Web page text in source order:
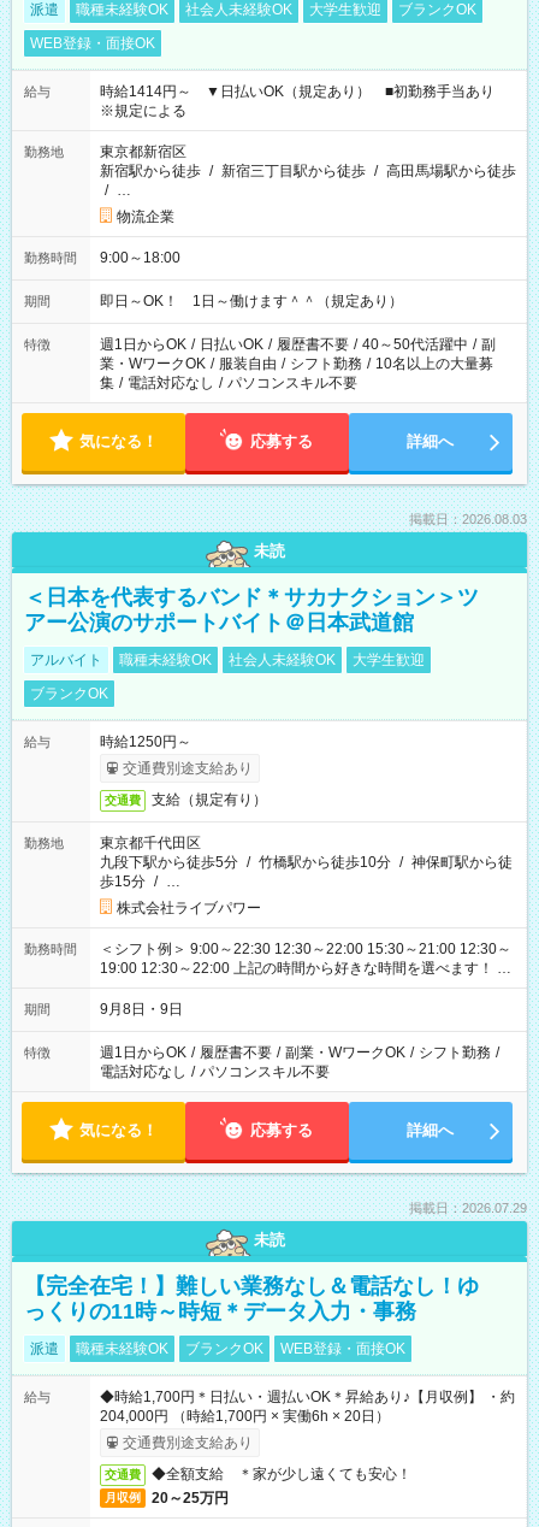
派遣 職種未経験OK 社会人未経験OK 大学生歓迎
ブランクOK
WEB登録・面接OK
給与
時給1414円～ ▼日払いOK（規定あり） ■初勤務手当あり
※規定による
勤務地
東京都新宿区
新宿駅から徒歩 / 新宿三丁目駅から徒歩 / 高田馬場駅から徒歩
/ …
物流企業
勤務時間 9:00～18:00
期間 即日～OK！ 1日～働けます＾＾（規定あり）
特徴 週1日からOK / 日払いOK / 履歴書不要 / 40～50代活躍中 / 副
業・WワークOK / 服装自由 / シフト勤務 / 10名以上の大量募
集 / 電話対応なし / パソコンスキル不要
気になる！ 応募する 詳細へ
掲載日：2026.08.03
未読
＜日本を代表するバンド＊サカナクション＞ツ
アー公演のサポートバイト＠日本武道館
アルバイト 職種未経験OK 社会人未経験OK
大学生歓迎
ブランクOK
給与
時給1250円～
交通費別途支給あり
交通費 支給（規定有り）
勤務地
東京都千代田区
九段下駅から徒歩5分 / 竹橋駅から徒歩10分 / 神保町駅から徒
歩15分 / …
株式会社ライブパワー
勤務時間
＜シフト例＞ 9:00～22:30 12:30～22:00 15:30～21:00 12:30～
19:00 12:30～22:00 上記の時間から好きな時間を選べます！ ※
時間は変更となる可能性があります
期間 9月8日・9日
特徴 週1日からOK / 履歴書不要 / 副業・WワークOK / シフト勤務 /
電話対応なし / パソコンスキル不要
気になる！ 応募する 詳細へ
掲載日：2026.07.29
未読
【完全在宅！】難しい業務なし＆電話なし！ゆ
っくりの11時～時短＊データ入力・事務
派遣 職種未経験OK ブランクOK WEB登録・面接OK
給与
◆時給1,700円＊日払い・週払いOK＊昇給あり♪【月収例】 ・約
204,000円 （時給1,700円 × 実働6h × 20日）
交通費別途支給あり
交通費 ◆全額支給 ＊家が少し遠くても安心！
月収例 20～25万円